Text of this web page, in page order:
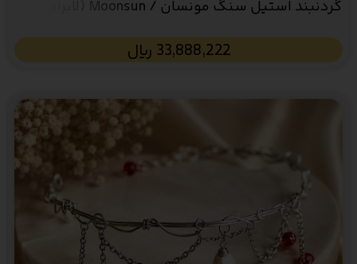
آبی)
33,888,222 ﷼